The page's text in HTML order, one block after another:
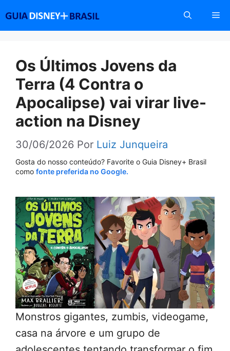
conteúdo
Os Últimos Jovens da
Terra (4 Contra o
Apocalipse) vai virar live-
action na Disney
30/06/2026 Por Luiz Junqueira
Gosta do nosso conteúdo? Favorite o Guia Disney+ Brasil
como fonte preferida no Google.
Monstros gigantes, zumbis, videogame,
casa na árvore e um grupo de